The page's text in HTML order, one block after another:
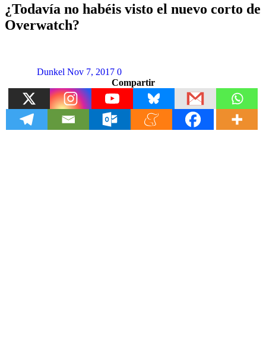
¿Todavía no habéis visto el nuevo corto de
Overwatch?
Dunkel Nov 7, 2017 0
Compartir